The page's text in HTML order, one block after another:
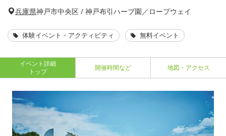
兵庫県神戸市中央区 / 神戸布引ハーブ園／ロープウェイ
体験イベント・アクティビティ 無料イベント
イベント詳細
トップ
開催時間など 地図・アクセス